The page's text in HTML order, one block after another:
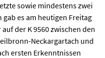
sowie mindestens zwei
gab es am heutigen Freitag
auf der K 9560 zwischen den
Neckargartach und
ersten Erkenntnissen